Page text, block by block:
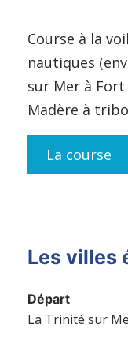
Course à la
nautiques
sur Mer à
Madère à
La course
Les villes
Départ
La Trinité sur